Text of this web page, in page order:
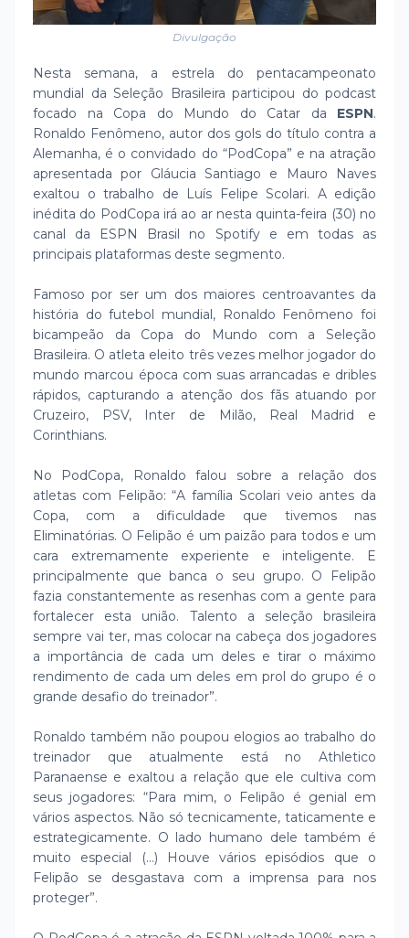
Divulgação
Nesta semana, a estrela do pentacampeonato
mundial da Seleção Brasileira participou do podcast
focado na Copa do Mundo do Catar da ESPN.
Ronaldo Fenômeno, autor dos gols do título contra a
Alemanha, é o convidado do “PodCopa” e na atração
apresentada por Gláucia Santiago e Mauro Naves
exaltou o trabalho de Luís Felipe Scolari. A edição
inédita do PodCopa irá ao ar nesta quinta-feira (30) no
canal da ESPN Brasil no Spotify e em todas as
principais plataformas deste segmento.
Famoso por ser um dos maiores centroavantes da
história do futebol mundial, Ronaldo Fenômeno foi
bicampeão da Copa do Mundo com a Seleção
Brasileira. O atleta eleito três vezes melhor jogador do
mundo marcou época com suas arrancadas e dribles
rápidos, capturando a atenção dos fãs atuando por
Cruzeiro, PSV, Inter de Milão, Real Madrid e
Corinthians.
No PodCopa, Ronaldo falou sobre a relação dos
atletas com Felipão: “A família Scolari veio antes da
Copa, com a dificuldade que tivemos nas
Eliminatórias. O Felipão é um paizão para todos e um
cara extremamente experiente e inteligente. E
principalmente que banca o seu grupo. O Felipão
fazia constantemente as resenhas com a gente para
fortalecer esta união. Talento a seleção brasileira
sempre vai ter, mas colocar na cabeça dos jogadores
a importância de cada um deles e tirar o máximo
rendimento de cada um deles em prol do grupo é o
grande desafio do treinador”.
Ronaldo também não poupou elogios ao trabalho do
treinador que atualmente está no Athletico
Paranaense e exaltou a relação que ele cultiva com
seus jogadores: “Para mim, o Felipão é genial em
vários aspectos. Não só tecnicamente, taticamente e
estrategicamente. O lado humano dele também é
muito especial (...) Houve vários episódios que o
Felipão se desgastava com a imprensa para nos
proteger”.